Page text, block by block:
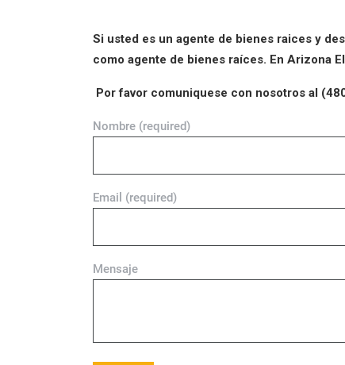
Si usted es un agente de bienes raices y
como agente de bienes raíces. En Arizona
Por favor comuniquese con nosotros al
Nombre (required)
Email (required)
Mensaje